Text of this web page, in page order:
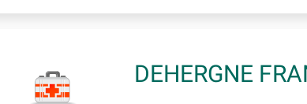
DEHERGNE